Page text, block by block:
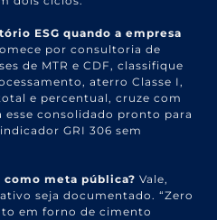
ESG quando a empresa
por consultoria de
de MTR e CDF, classifique
aterro Classe I,
e percentual, cruze com
esse consolidado pronto para
GRI 306 sem
como meta pública? Vale,
seja documentado. “Zero
em forno de cimento